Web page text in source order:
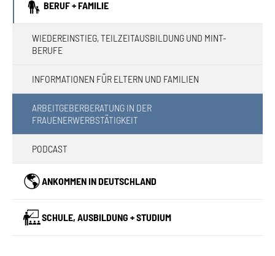
BERUF + FAMILIE
WIEDEREINSTIEG, TEILZEITAUSBILDUNG UND MINT-
BERUFE
INFORMATIONEN FÜR ELTERN UND FAMILIEN
ARBEITGEBERBERATUNG IN DER
FRAUENERWERBSTÄTIGKEIT
PODCAST
ANKOMMEN IN DEUTSCHLAND
SCHULE, AUSBILDUNG + STUDIUM